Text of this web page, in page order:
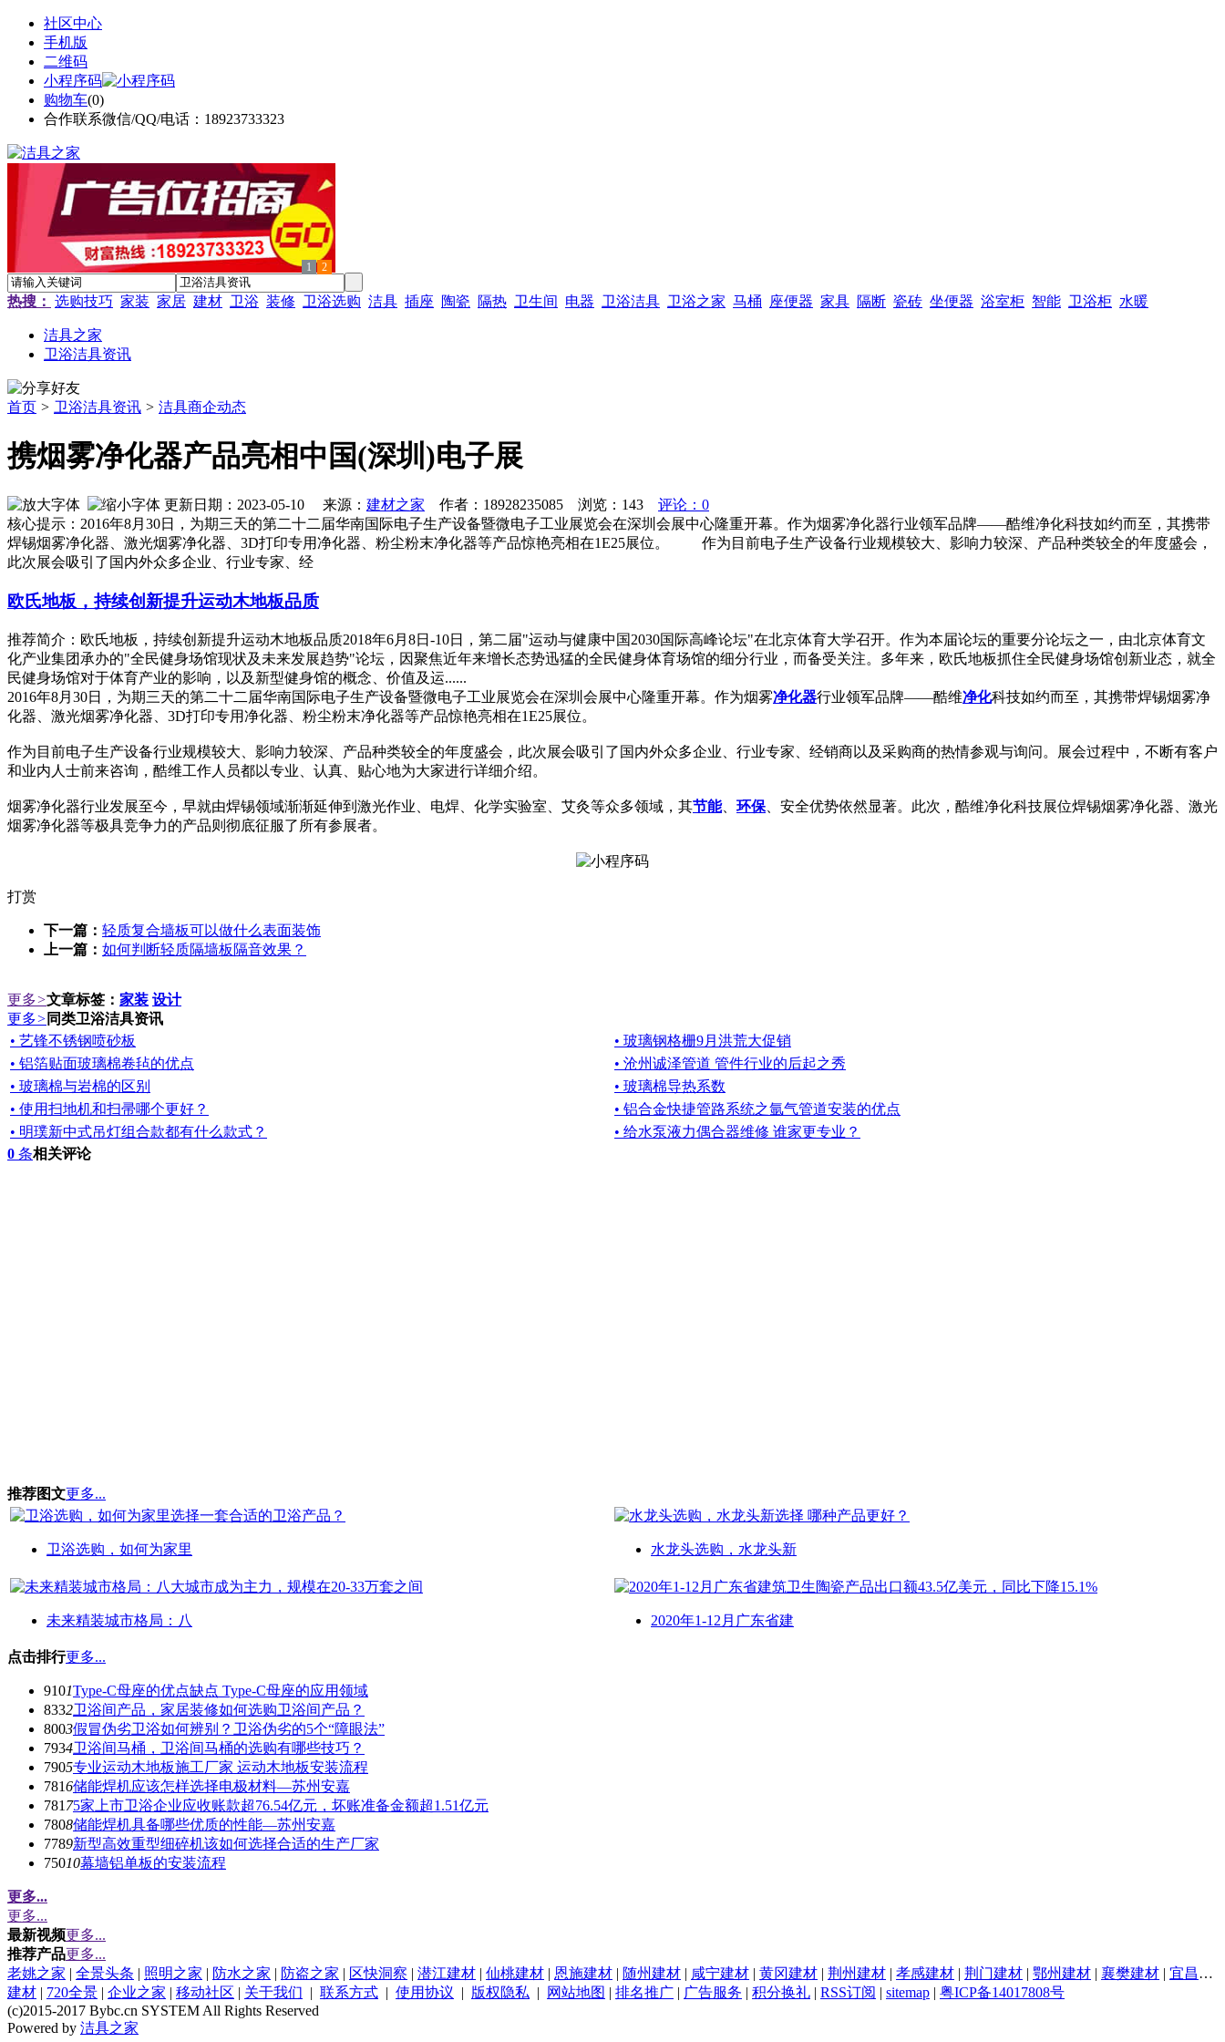
社区中心
手机版
二维码
小程序码
购物车(0)
合作联系微信/QQ/电话：18923733323
1 2
热搜： 选购技巧 家装 家居 建材 卫浴 装修 卫浴选购 洁具 插座 陶瓷 隔热 卫生间 电器 卫浴洁具 卫浴之家 马桶 座便器 家具 隔断 瓷砖 坐便器 浴室柜 智能 卫浴柜 水暖
洁具之家
卫浴洁具资讯
首页 > 卫浴洁具资讯 > 洁具商企动态
携烟雾净化器产品亮相中国(深圳)电子展
更新日期：2023-05-10 来源： 建材之家 作者：18928235085 浏览： 143
评论：0
核心提示：2016年8月30日，为期三天的第二十二届华南国际电子生产设备暨微电子工业展览会在深圳会展中心隆重开幕。作为烟雾净化器行业领军品牌——酷维净化科技如约而至，其携带
焊锡烟雾净化器、激光烟雾净化器、3D打印专用净化器、粉尘粉末净化器等产品惊艳亮相在1E25展位。 作为目前电子生产设备行业规模较大、影响力较深、产品种类较全的年度盛会，
此次展会吸引了国内外众多企业、行业专家、经
欧氏地板，持续创新提升运动木地板品质
推荐简介：欧氏地板，持续创新提升运动木地板品质2018年6月8日-10日，第二届"运动与健康中国2030国际高峰论坛"在北京体育大学召开。作为本届论坛的重要分论坛之一，由北京体育文
化产业集团承办的"全民健身场馆现状及未来发展趋势"论坛，因聚焦近年来增长态势迅猛的全民健身体育场馆的细分行业，而备受关注。多年来，欧氏地板抓住全民健身场馆创新业态，就全
民健身场馆对于体育产业的影响，以及新型健身馆的概念、价值及运......
2016年8月30日，为期三天的第二十二届华南国际电子生产设备暨微电子工业展览会在深圳会展中心隆重开幕。作为烟雾净化器行业领军品牌——酷维净化科技如约而至，其携带焊锡烟雾净
化器、激光烟雾净化器、3D打印专用净化器、粉尘粉末净化器等产品惊艳亮相在1E25展位。
作为目前电子生产设备行业规模较大、影响力较深、产品种类较全的年度盛会，此次展会吸引了国内外众多企业、行业专家、经销商以及采购商的热情参观与询问。展会过程中，不断有客户
和业内人士前来咨询，酷维工作人员都以专业、认真、贴心地为大家进行详细介绍。
烟雾净化器行业发展至今，早就由焊锡领域渐渐延伸到激光作业、电焊、化学实验室、艾灸等众多领域，其节能、 环保 、安全优势依然显著。此次，酷维净化科技展位焊锡烟雾净化器、激光
烟雾净化器等极具竞争力的产品则彻底征服了所有参展者。
打赏
下一篇： 轻质复合墙板可以做什么表面装饰
上一篇： 如何判断轻质隔墙板隔音效果？
更多>文章标签： 家装 设计
更多> 同类卫浴洁具资讯
• 艺锋不锈钢喷砂板
• 玻璃钢格栅9月洪荒大促销
• 铝箔贴面玻璃棉卷毡的优点
• 沧州诚泽管道 管件行业的后起之秀
• 玻璃棉与岩棉的区别
• 玻璃棉导热系数
• 使用扫地机和扫帚哪个更好？
• 铝合金快捷管路系统之氩气管道安装的优点
• 明璞新中式吊灯组合款都有什么款式？
• 给水泵液力偶合器维修 谁家更专业？
0 条相关评论
推荐图文更多...
卫浴选购，如何为家里 水龙头选购，水龙头新
未来精装城市格局：八 2020年1-12月广东省建
点击排行更多...
9101Type-C母座的优点缺点 Type-C母座的应用领域
8332卫浴间产品，家居装修如何选购卫浴间产品？
8003假冒伪劣卫浴如何辨别？卫浴伪劣的5个“障眼法”
7934卫浴间马桶，卫浴间马桶的选购有哪些技巧？
7905专业运动木地板施工厂家 运动木地板安装流程
7816储能焊机应该怎样选择电极材料—苏州安嘉
781 75家上市卫浴企业应收账款超76.54亿元，坏账准备金额超1.51亿元
7808储能焊机具备哪些优质的性能—苏州安嘉
7789新型高效重型细碎机该如何选择合适的生产厂家
75010幕墙铝单板的安装流程
更多...
更多...
最新视频更多...
推荐产品更多...
老姚之家 | 全景头条 | 照明之家 | 防水之家 | 防盗之家 | 区快洞察 | 潜江建材 | 仙桃建材 | 恩施建材 | 随州建材 | 咸宁建材 | 黄冈建材 | 荆州建材 | 孝感建材 | 荆门建材 | 鄂州建材 | 襄樊建材 | 宜昌建材
建材 | 720全景 | 企业之家 | 移动社区 | 关于我们 | 联系方式 | 使用协议 | 版权隐私 | 网站地图 | 排名推广 | 广告服务 | 积分换礼 | RSS订阅 | sitemap | 粤ICP备14017808号
(c)2015-2017 Bybc.cn SYSTEM All Rights Reserved
Powered by 洁具之家